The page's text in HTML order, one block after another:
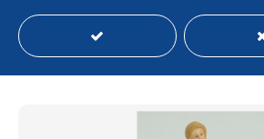
± 6,94 USD
Stato